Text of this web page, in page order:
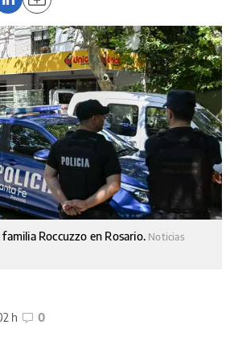
Roccuzzo en Rosario. Noticias
h
0